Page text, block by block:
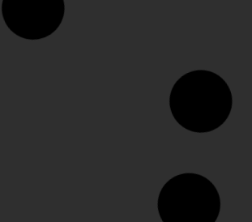
A KERÜLETNÉL!